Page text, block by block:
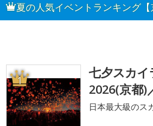
夏の人気イベントランキング【
1
七夕スカイ
2026(京都)
日本最大級のス